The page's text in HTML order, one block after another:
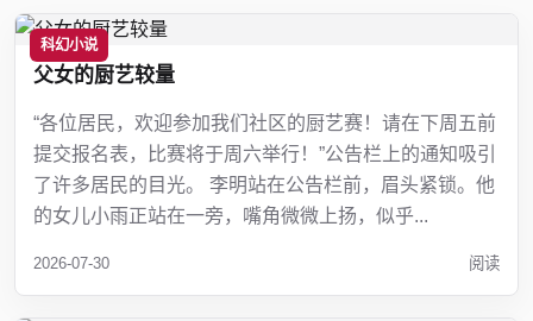
科幻小说
父女的厨艺较量
“各位居民，欢迎参加我们社区的厨艺赛！请在下周五前
提交报名表，比赛将于周六举行！”公告栏上的通知吸引
了许多居民的目光。 李明站在公告栏前，眉头紧锁。他
的女儿小雨正站在一旁，嘴角微微上扬，似乎...
2026-07-30 阅读